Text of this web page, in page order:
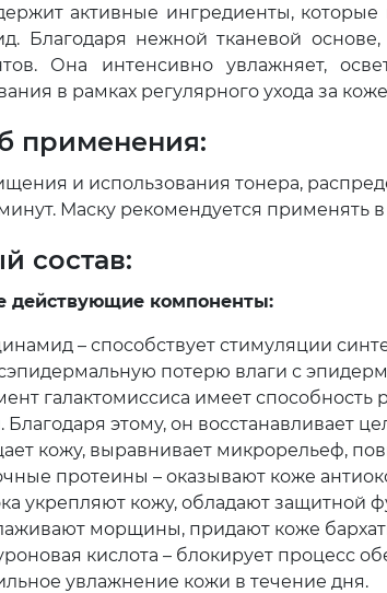
активные ингредиенты,
Благодаря нежной тканевой
Она интенсивно увлажняет,
в рамках регулярного ухода за
применения:
и использования тонера,
Маску рекомендуется применять
состав:
действующие компоненты:
– способствует стимуляции
потерю влаги с
галактомиссиса имеет способность
Благодаря этому, он восстанавливает
кожу, выравнивает микрорельеф,
протеины – оказывают коже
укрепляют кожу, обладают защитной
морщины, придают коже
кислота – блокирует процесс
увлажнение кожи в течение дня.